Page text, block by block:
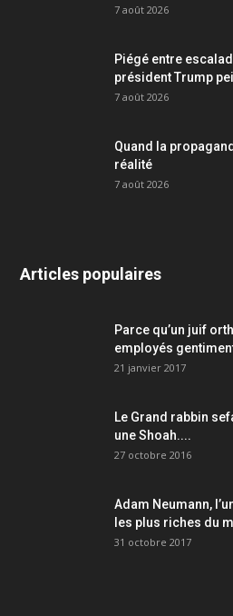
7 août 2026
Piégé entre
président Trump
7 août 2026
Quand la
réalité
7 août 2026
Articles populaires
Parce qu’un juif
employés
21 janvier 2017
Le Grand rabbin
une Shoah....
27 octobre 2016
Adam Neumann,
les plus riches du
31 octobre 2017